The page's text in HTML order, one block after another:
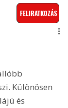
FELIRATKOZÁS
Különösen
és